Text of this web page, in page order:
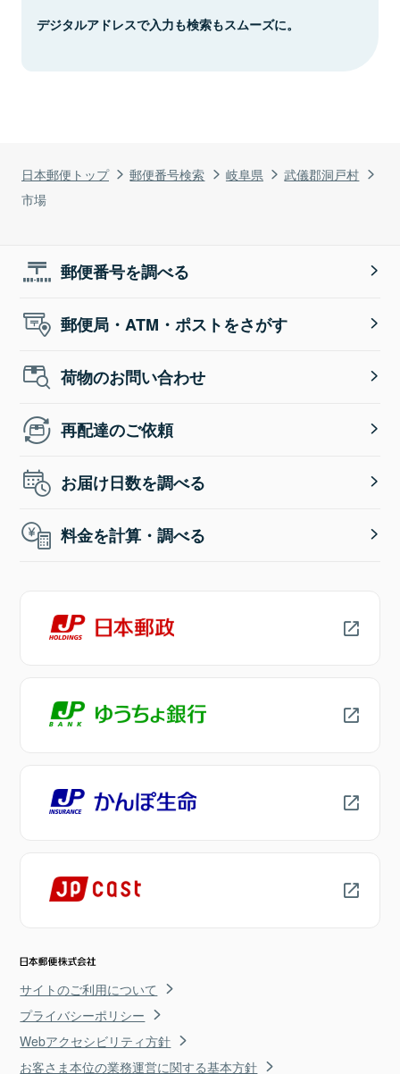
日本郵便トップ 郵便番号検索 岐阜県
武儀郡洞戸村
市場
デジタルアドレスで入力も検索もスムーズに。
郵便番号を調べる
郵便局・ATM・ポストをさがす
荷物のお問い合わせ
再配達のご依頼
お届け日数を調べる
料金を計算・調べる
サイトのご利用について
プライバシーポリシー
Webアクセシビリティ方針
お客さま本位の業務運営に関する基本方針